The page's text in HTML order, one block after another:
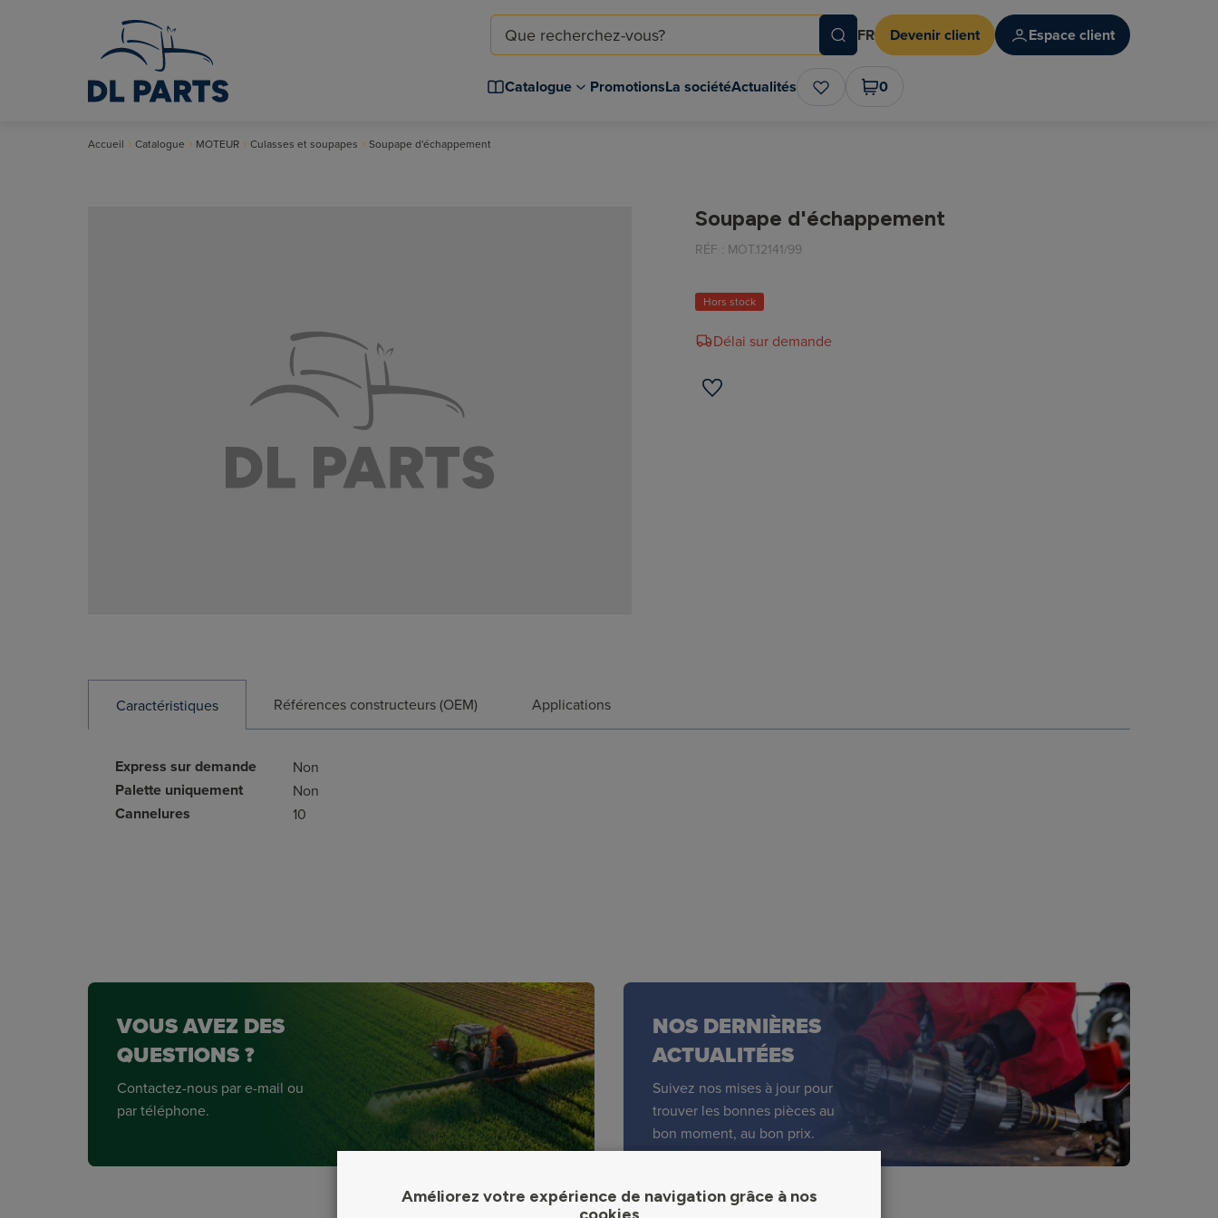
FR Devenir client Espace client
Catalogue PromotionsLa sociétéActualités 0
Accueil Catalogue MOTEUR Culasses et soupapes Soupape d'échappement
Soupape d'échappement
RÉF : MOT.12141/99
Hors stock
Délai sur demande
Caractéristiques Références constructeurs (OEM) Applications
Express sur demande Non
Palette uniquement Non
Cannelures 10
VOUS AVEZ DES
QUESTIONS ?
Contactez-nous par e-mail ou
par téléphone.
NOS DERNIÈRES
ACTUALITÉES
Suivez nos mises à jour pour
trouver les bonnes pièces au
bon moment, au bon prix.
Améliorez votre expérience de navigation grâce à nos
cookies